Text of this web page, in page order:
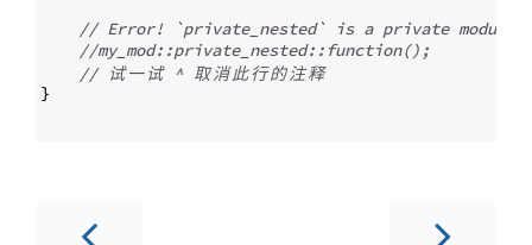
// Error! `private_nested` is a private module
//my_mod::private_nested::function();
// 试 一 试 ^ 取消此行的注释
}